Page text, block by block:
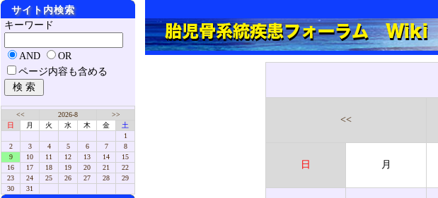
<<
日 月
サイト内検索
キーワード
AND
OR
ページ内容も含める
<< 2026-8
>>
日
月 火 水 木 金
土
1
2
3 4 5 6 7
8
9
10 11 12 13 14
15
16
17 18 19 20 21
22
23
24 25 26 27 28
29
30
31